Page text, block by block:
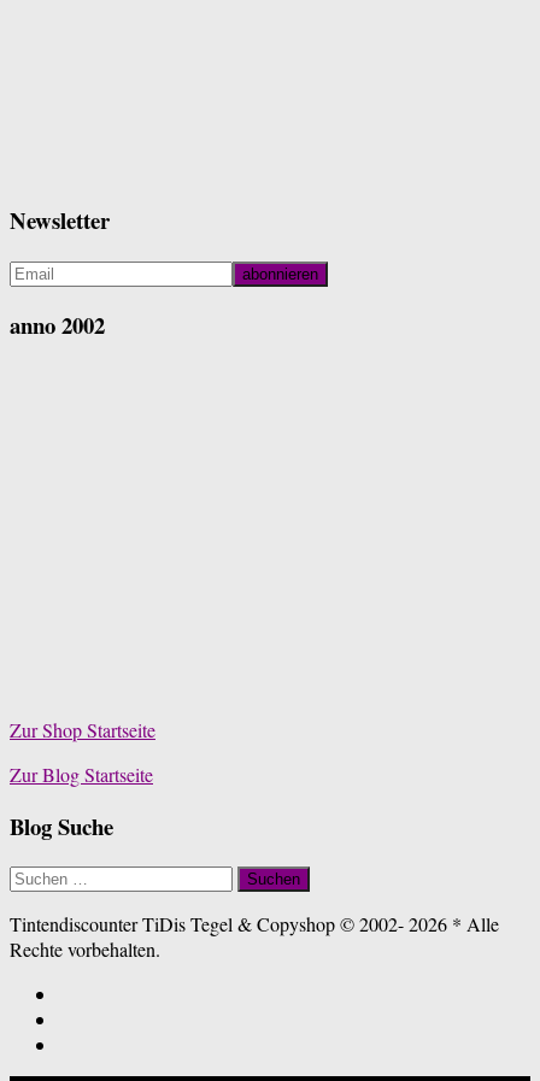
Newsletter
anno 2002
Zur Shop Startseite
Zur Blog Startseite
Blog Suche
Suchen
Tintendiscounter TiDis Tegel & Copyshop © 2002- 2026 * Alle
Rechte vorbehalten.